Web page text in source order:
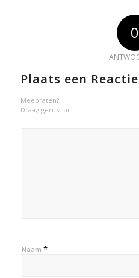
0
Plaats een Reactie
Meepraten?
Draag gerust bij!
Naam *